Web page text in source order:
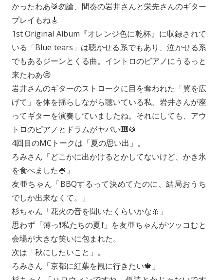
かったわあ🥁勿論、間奏の岩井さんと栄先さんのギター
プレイもね🎸
1st Original Album『オレンジ色に乾杯』に収録されて
いる「Blue tears」は聴かせる系でもあり、泣かせる系
でもあるジーンとくる曲。イントロのピアノにうるっと
来たわあ😢
岩井さんのギターのストロークに目を奪われた「翼を広
げて」を体を揺らしながら聴いている私。岩井さんが座
ってギターを演奏していましたね。それにしても、アウ
トロのピアノとドラムがヤバい🎹🥁
4回目のMCトークは「夏の思い出」。
ろみさん「どこかに出かけるとかしてないけど、かき氷
を食べました🍧」
友亜ちゃん「BBQするって決めてたのに、結局おうち
でしか出来なくて。」
杉ちゃん「花火の音を聞いたくらいかな🎇」
思わず「薄っ❗️私たちの夏❗️」を友亜ちゃんがツッコむと
会場が大きな笑いに包まれた。
次は「秋にしたいこと」。
ろみさん「京都に紅葉を観に行きたい🍁」